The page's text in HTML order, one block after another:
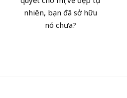
nhiên, bạn đã sở hữu
nó chưa?